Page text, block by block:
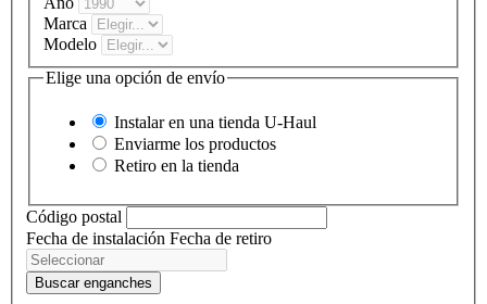
Marca
Modelo
Elige una opción de envío
Instalar en una tienda U-Haul
Enviarme los productos
Retiro en la tienda
Código postal
Fecha de instalación Fecha de retiro
Buscar enganches